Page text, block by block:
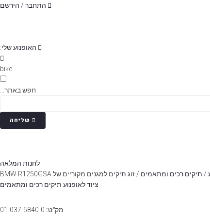
התחבר / הירשם
האופנוע שלי:
bike
חפש באתר...
שליחה
לחנות המלאה
/ תיקים רכים ומתאמים / זוג תיקים למגנים מקוריים של BMW R1250GSA
ציוד לאופנוע תיקים רכים ומתאמים
מק"ט: 01-037-5840-0